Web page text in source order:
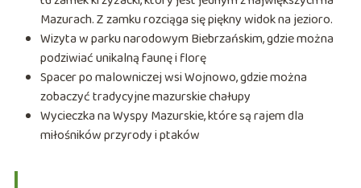
Mazurach. Z zamku rozciąga się piękny widok na jezioro.
Wizyta w parku narodowym Biebrzańskim, gdzie można
podziwiać unikalną faunę i florę
Spacer po malowniczej wsi Wojnowo, gdzie można
zobaczyć tradycyjne mazurskie chałupy
Wycieczka na Wyspy Mazurskie, które są rajem dla
miłośników przyrody i ptaków